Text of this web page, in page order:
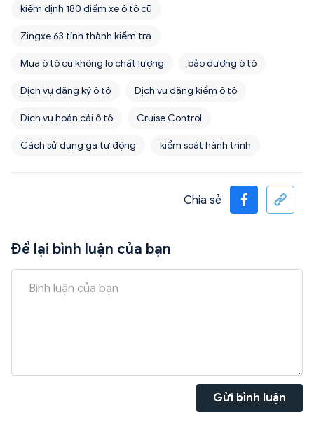
kiểm định 180 điểm xe ô tô cũ
Zingxe 63 tỉnh thành kiểm tra
Mua ô tô cũ không lo chất lượng bảo dưỡng ô tô
Dịch vụ đăng ký ô tô Dịch vụ đăng kiểm ô tô
Dịch vụ hoán cải ô tô Cruise Control
Cách sử dụng ga tự động kiểm soát hành trình
Chia sẻ
Để lại bình luận của bạn
Gửi bình luận